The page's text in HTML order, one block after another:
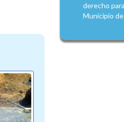
derecho
Municipio de